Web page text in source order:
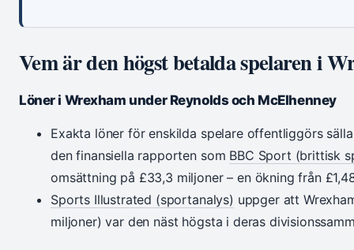
Vem är den högst betalda spelaren i
Löner i Wrexham under Reynolds och McElhenney
Exakta löner för enskilda spelare offentliggörs
den finansiella rapporten som BBC Sport (brittisk
omsättning på £33,3 miljoner – en ökning från
Sports Illustrated (sportanalys) uppger att
miljoner) var den näst högsta i deras